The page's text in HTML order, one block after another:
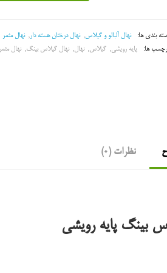
بندی ها: نهال آلبالو و گیلاس, نهال درختان هسته دار, نهال مثمر
ها:
پایه رویشی, گیلاس, نهال, نهال گیلاس بینگ, نهال مثمر
نظرات (0)
بینگ پایه رویشی